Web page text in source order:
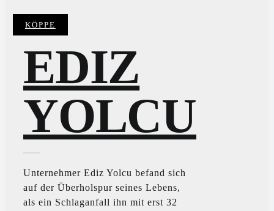
Categories:
KÖPPE
EDIZ
YOLCU
Unternehmer Ediz Yolcu befand sich
auf der Überholspur seines Lebens,
als ein Schlaganfall ihn mit erst 32